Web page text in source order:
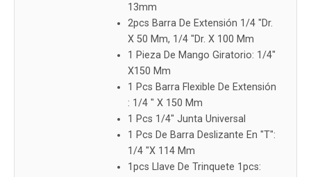
13mm
2pcs Barra De Extensión 1/4 "Dr.
X 50 Mm, 1/4 "Dr. X 100 Mm
1 Pieza De Mango Giratorio: 1/4"
X150 Mm
1 Pcs Barra Flexible De Extensión
: 1/4 " X 150 Mm
1 Pcs 1/4" Junta Universal
1 Pcs De Barra Deslizante En "T":
1/4 "X 114 Mm
1pcs Llave De Trinquete 1pcs: